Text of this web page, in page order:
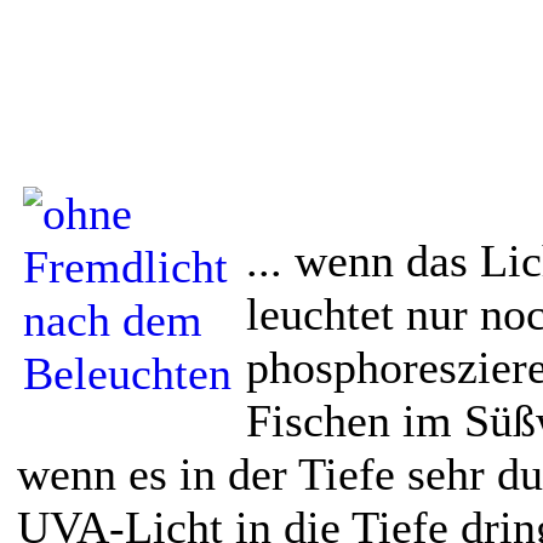
... wenn das
leuchtet nur
Fischen im
wenn es in der Tiefe sehr
UVA-Licht in die Tiefe